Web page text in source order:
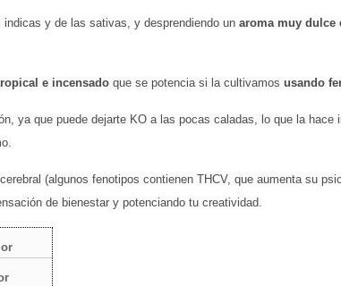
indicas y de las sativas, y desprendiendo un aroma muy dulce
e incensado que se potencia si la cultivamos usando
ya que puede dejarte KO a las pocas caladas, lo que la
cerebral (algunos fenotipos contienen THCV, que aumenta su
de bienestar y potenciando tu creatividad.